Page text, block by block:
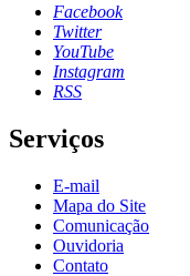
Facebook
Twitter
YouTube
Instagram
RSS
Serviços
E-mail
Mapa do Site
Comunicação
Ouvidoria
Contato